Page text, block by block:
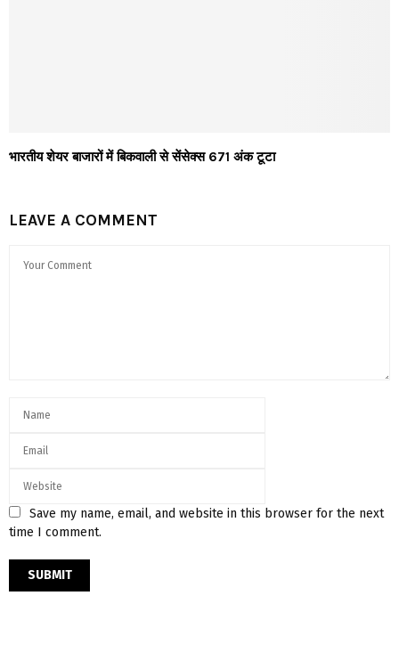
भारतीय शेयर बाजारों में बिकवाली से सेंसेक्स 671 अंक टूटा
LEAVE A COMMENT
Save my name, email, and website in this browser for the next
time I comment.